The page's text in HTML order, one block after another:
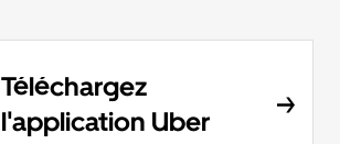
Téléchargez
l'application Uber